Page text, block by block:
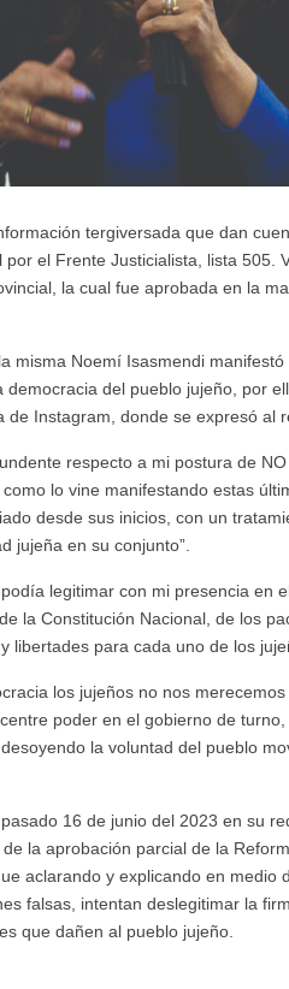
tergiversada que dan
el Frente Justicialista, lista 505.
la cual fue aprobada en la
misma Noemí Isasmendi
del pueblo jujeño, por
de Instagram, donde se expresó al
respecto a mi postura de
lo vine manifestando estas
desde sus inicios, con un
jujeña en su conjunto”.
legitimar con mi presencia en
la Constitución Nacional, de los
libertades para cada uno de los
los jujeños no nos
poder en el gobierno de
la voluntad del pueblo
16 de junio del 2023 en su
la aprobación parcial de la
aclarando y explicando en medio
falsas, intentan deslegitimar la
que dañen al pueblo jujeño.